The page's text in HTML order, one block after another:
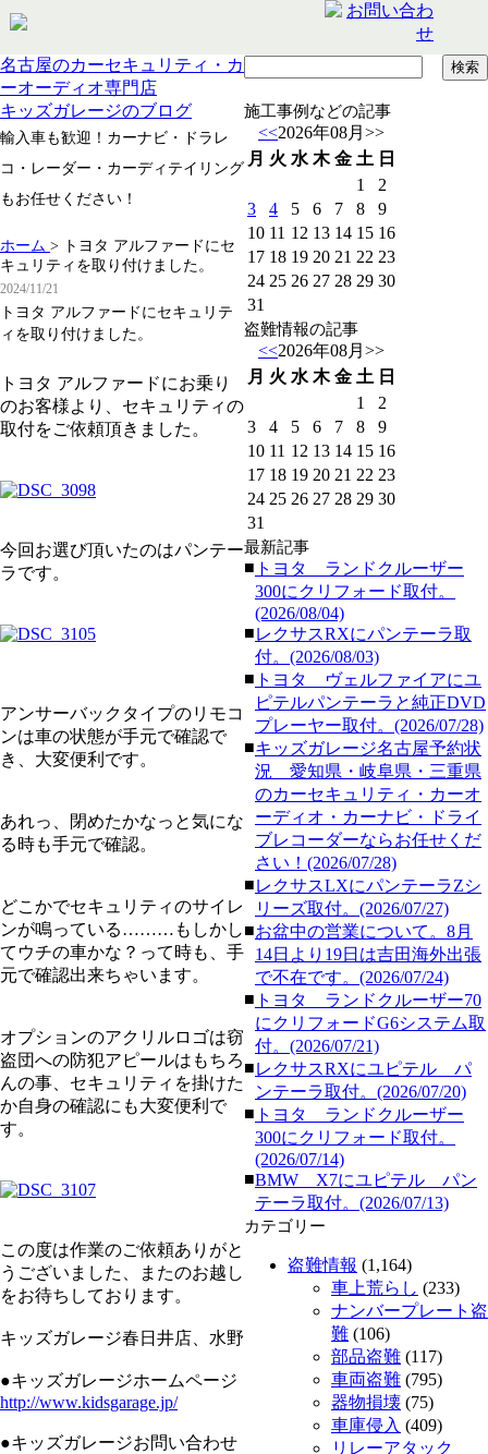
名古屋のカーセキュリティ・カ
ーオーディオ専門店
キッズガレージのブログ
輸入車も歓迎！カーナビ・ドラレ
コ・レーダー・カーディテイリング
もお任せください！
ホーム >
トヨタ アルファードにセ
キュリティを取り付けました。
2024/11/21
トヨタ アルファードにセキュリテ
ィを取り付けました。
トヨタ アルファードにお乗り
のお客様より、セキュリティの
取付をご依頼頂きました。
今回お選び頂いたのはパンテー
ラです。
アンサーバックタイプのリモコ
ンは車の状態が手元で確認で
き、大変便利です。
あれっ、閉めたかなっと気にな
る時も手元で確認。
どこかでセキュリティのサイレ
ンが鳴っている………もしかし
てウチの車かな？って時も、手
元で確認出来ちゃいます。
オプションのアクリルロゴは窃
盗団への防犯アピールはもちろ
んの事、セキュリティを掛けた
か自身の確認にも大変便利で
す。
この度は作業のご依頼ありがと
うございました、またのお越し
をお待ちしております。
キッズガレージ春日井店、水野
●キッズガレージホームページ
http://www.kidsgarage.jp/
●キッズガレージお問い合わせ
施工事例などの記事
<<2026年08月 >>
月 火 水 木 金 土 日
1
2
3
4 5 6 7 8
9
10 11 12 13 14 15 16
17 18 19 20 21 22 23
24 25 26 27 28 29 30
31
盗難情報の記事
<<2026年08月 >>
月 火 水 木 金 土 日
1
2
3
4 5 6 7 8
9
10 11 12 13 14 15 16
17 18 19 20 21 22 23
24 25 26 27 28 29 30
31
最新記事
■ トヨタ ランドクルーザー
300にクリフォード取付。
(2026/08/04)
■レクサスRXにパンテーラ取
付。(2026/08/03)
■ トヨタ ヴェルファイアにユ
ピテルパンテーラと純正DVD
プレーヤー取付。(2026/07/28)
■キッズガレージ名古屋予約状
況 愛知県・岐阜県・三重県
のカーセキュリティ・カーオ
ーディオ・カーナビ・ドライ
ブレコーダーならお任せくだ
さい！(2026/07/28)
■レクサスLXにパンテーラZシ
リーズ取付。(2026/07/27)
■お盆中の営業について。8月
14日より19日は吉田海外出張
で不在です。(2026/07/24)
■ トヨタ ランドクルーザー70
にクリフォードG6システム取
付。(2026/07/21)
■レクサスRXにユピテル パ
ンテーラ取付。(2026/07/20)
■ トヨタ ランドクルーザー
300にクリフォード取付。
(2026/07/14)
■BMW X7にユピテル パン
テーラ取付。(2026/07/13)
カテゴリー
盗難情報 (1,164)
車上荒らし (233)
ナンバープレート盗
難 (106)
部品盗難 (117)
車両盗難 (795)
器物損壊 (75)
車庫侵入 (409)
リレーアタック